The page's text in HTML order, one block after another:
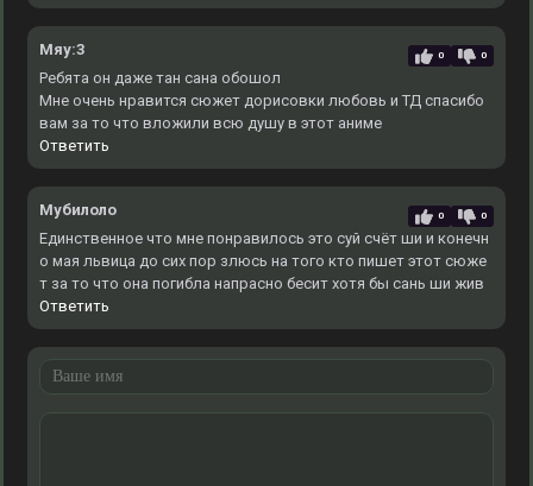
Мяу:3 0 0
Ребята он даже тан сана обошол
Мне очень нравится сюжет дорисовки любовь и ТД спасибо
вам за то что вложили всю душу в этот аниме
Ответить
Мубилоло 0 0
Единственное что мне понравилось это суй счёт ши и конечн
о мая львица до сих пор злюсь на того кто пишет этот сюже
т за то что она погибла напрасно бесит хотя бы сань ши жив
Ответить